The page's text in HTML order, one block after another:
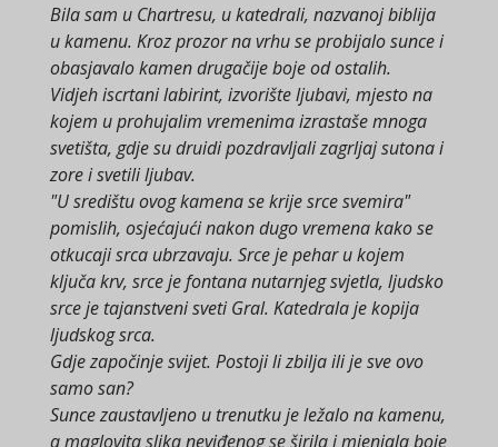
Bila sam u Chartresu, u katedrali, nazvanoj biblija
u kamenu. Kroz prozor na vrhu se probijalo sunce i
obasjavalo kamen drugačije boje od ostalih.
Vidjeh iscrtani labirint, izvorište ljubavi, mjesto na
kojem u prohujalim vremenima izrastaše mnoga
svetišta, gdje su druidi pozdravljali zagrljaj sutona i
zore i svetili ljubav.
"U središtu ovog kamena se krije srce svemira"
pomislih, osjećajući nakon dugo vremena kako se
otkucaji srca ubrzavaju. Srce je pehar u kojem
ključa krv, srce je fontana nutarnjeg svjetla, ljudsko
srce je tajanstveni sveti Gral. Katedrala je kopija
ljudskog srca.
Gdje započinje svijet. Postoji li zbilja ili je sve ovo
samo san?
Sunce zaustavljeno u trenutku je ležalo na kamenu,
a maglovita slika neviđenog se širila i mjenjala boje